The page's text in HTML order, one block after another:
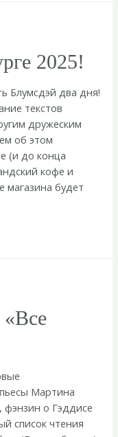
2025!
Блумсдэй два дня!
текстов
дружеским
об этом
(и до конца
кофе и
магазина будет
«Все
Мартина
о Гэддисе
список чтения